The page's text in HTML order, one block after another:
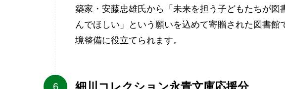
築家・安藤忠雄氏から「未来を担う子どもたちが
んでほしい」という願いを込めて寄贈された図書
境整備に役立てられます。